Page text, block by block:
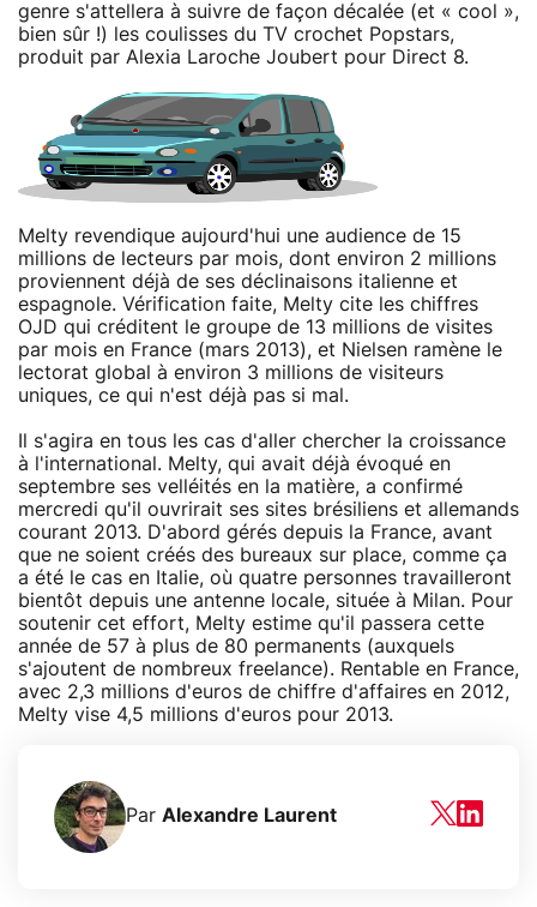
genre s'attellera à suivre de façon décalée (et « cool »,
bien sûr !) les coulisses du TV crochet Popstars,
produit par Alexia Laroche Joubert pour Direct 8.
Melty revendique aujourd'hui une audience de 15
millions de lecteurs par mois, dont environ 2 millions
proviennent déjà de ses déclinaisons italienne et
espagnole. Vérification faite, Melty cite les chiffres
OJD qui créditent le groupe de 13 millions de visites
par mois en France (mars 2013), et Nielsen ramène le
lectorat global à environ 3 millions de visiteurs
uniques, ce qui n'est déjà pas si mal.
Il s'agira en tous les cas d'aller chercher la croissance
à l'international. Melty, qui avait déjà évoqué en
septembre ses velléités en la matière, a confirmé
mercredi qu'il ouvrirait ses sites brésiliens et allemands
courant 2013. D'abord gérés depuis la France, avant
que ne soient créés des bureaux sur place, comme ça
a été le cas en Italie, où quatre personnes travailleront
bientôt depuis une antenne locale, située à Milan. Pour
soutenir cet effort, Melty estime qu'il passera cette
année de 57 à plus de 80 permanents (auxquels
s'ajoutent de nombreux freelance). Rentable en France,
avec 2,3 millions d'euros de chiffre d'affaires en 2012,
Melty vise 4,5 millions d'euros pour 2013.
Par Alexandre Laurent